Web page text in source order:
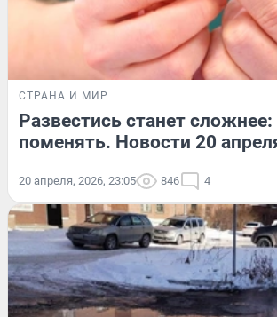
СТРАНА И МИР
Развестись станет
поменять. Новости 20
20 апреля, 2026, 23:05 846 4